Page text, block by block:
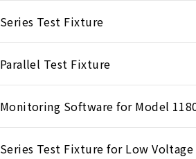
Series Test Fixture
Parallel Test Fixture
Monitoring Software for Model
Series Test Fixture for Low Voltage